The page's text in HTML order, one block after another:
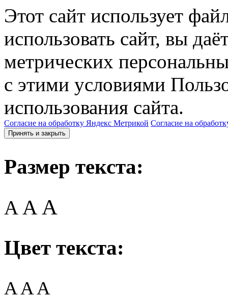
Этот сайт использует
использовать сайт, вы
метрических
с этими условиями
использования сайта.
Согласие на обработку Яндекс Метрикой Согласие на
Принять и закрыть
Размер текста:
A AA
Цвет текста:
AAA